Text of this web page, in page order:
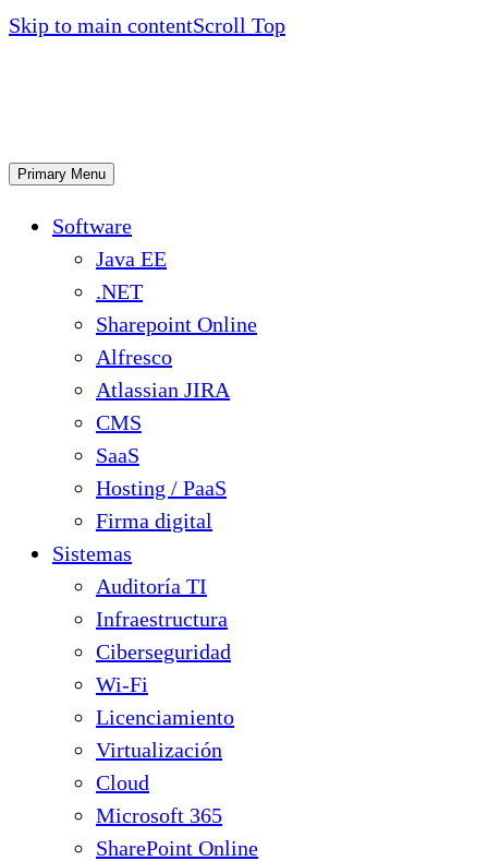
Skip to main contentScroll Top
Primary Menu
Software
Java EE
.NET
Sharepoint Online
Alfresco
Atlassian JIRA
CMS
SaaS
Hosting / PaaS
Firma digital
Sistemas
Auditoría TI
Infraestructura
Ciberseguridad
Wi-Fi
Licenciamiento
Virtualización
Cloud
Microsoft 365
SharePoint Online